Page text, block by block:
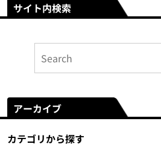
サイト内検索
アーカイブ
カテゴリから探す